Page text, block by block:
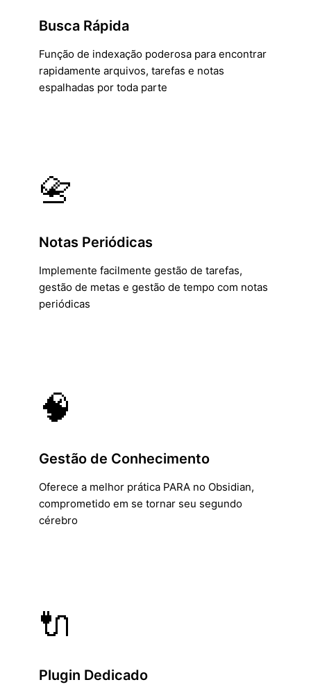
Busca Rápida
Função de indexação poderosa para encontrar
rapidamente arquivos, tarefas e notas
espalhadas por toda parte
📇
Notas Periódicas
Implemente facilmente gestão de tarefas,
gestão de metas e gestão de tempo com notas
periódicas
🧠
Gestão de Conhecimento
Oferece a melhor prática PARA no Obsidian,
comprometido em se tornar seu segundo
cérebro
🔌
Plugin Dedicado